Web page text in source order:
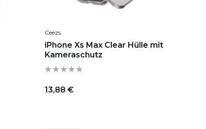
Ceezs
iPhone Xs Max Clear Hülle mit
Kameraschutz
13,88 €